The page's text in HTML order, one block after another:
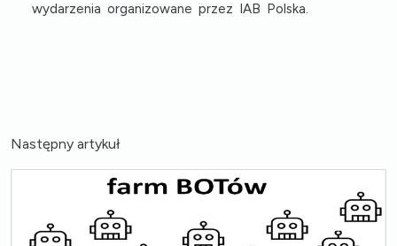
wydarzenia organizowane przez IAB Polska.
Następny artykuł